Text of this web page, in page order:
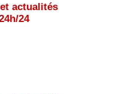
actualités
24